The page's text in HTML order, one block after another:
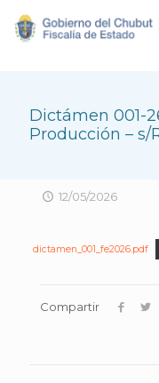
Dictámen 001-
Producción –
12/05/2026
dictamen_001_fe2026.pdf
Compartir